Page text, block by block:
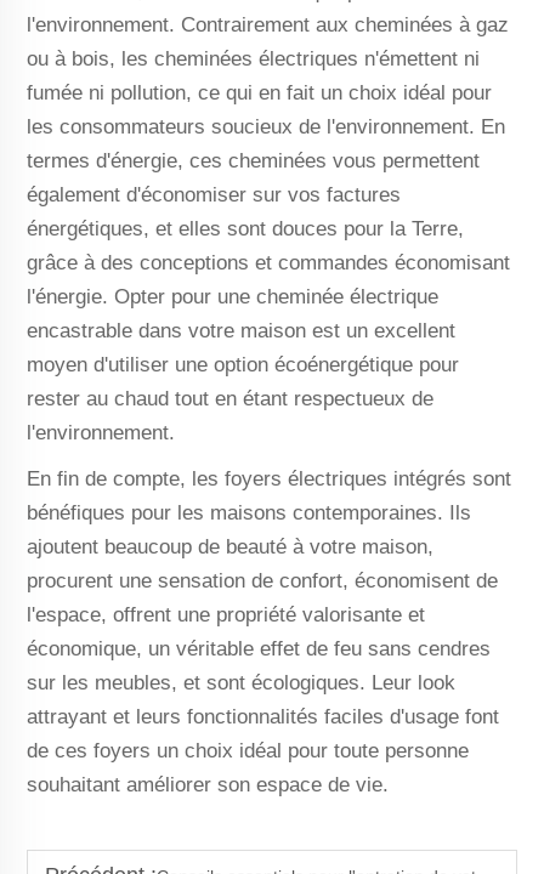
l'environnement. Contrairement aux cheminées à gaz
ou à bois, les cheminées électriques n'émettent ni
fumée ni pollution, ce qui en fait un choix idéal pour
les consommateurs soucieux de l'environnement. En
termes d'énergie, ces cheminées vous permettent
également d'économiser sur vos factures
énergétiques, et elles sont douces pour la Terre,
grâce à des conceptions et commandes économisant
l'énergie. Opter pour une cheminée électrique
encastrable dans votre maison est un excellent
moyen d'utiliser une option écoénergétique pour
rester au chaud tout en étant respectueux de
l'environnement.
En fin de compte, les foyers électriques intégrés sont
bénéfiques pour les maisons contemporaines. Ils
ajoutent beaucoup de beauté à votre maison,
procurent une sensation de confort, économisent de
l'espace, offrent une propriété valorisante et
économique, un véritable effet de feu sans cendres
sur les meubles, et sont écologiques. Leur look
attrayant et leurs fonctionnalités faciles d'usage font
de ces foyers un choix idéal pour toute personne
souhaitant améliorer son espace de vie.